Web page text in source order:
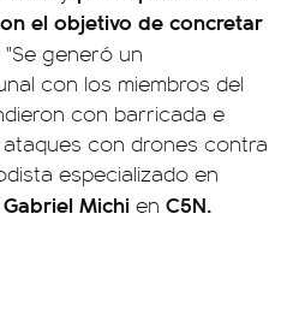
el objetivo de concretar
"Se generó un
con los miembros del
con barricada e
con drones contra
especializado en
Gabriel Michi en C5N.